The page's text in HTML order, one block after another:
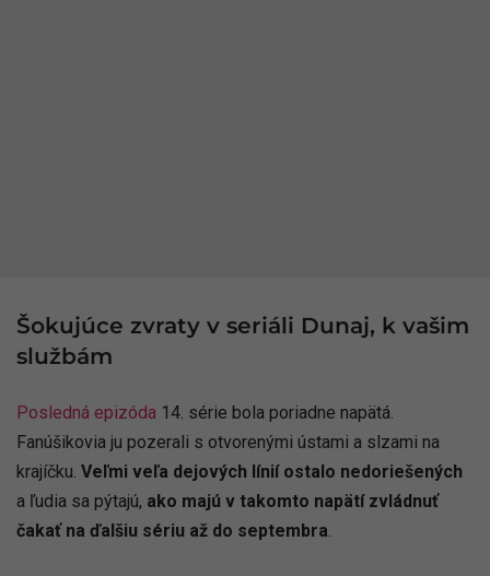
Šokujúce zvraty v seriáli Dunaj, k vašim
službám
Posledná epizóda 14. série bola poriadne napätá.
Fanúšikovia ju pozerali s otvorenými ústami a slzami na
krajíčku. Veľmi veľa dejových línií ostalo nedoriešených
a ľudia sa pýtajú, ako majú v takomto napätí zvládnuť
čakať na ďalšiu sériu až do septembra.